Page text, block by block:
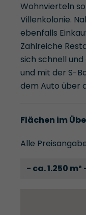
Wohnvierteln
Villenkolonie.
ebenfalls
Zahlreiche
sich schnell
und mit der S-
dem Auto über
Flächen im
Alle
- ca. 1.250 m²